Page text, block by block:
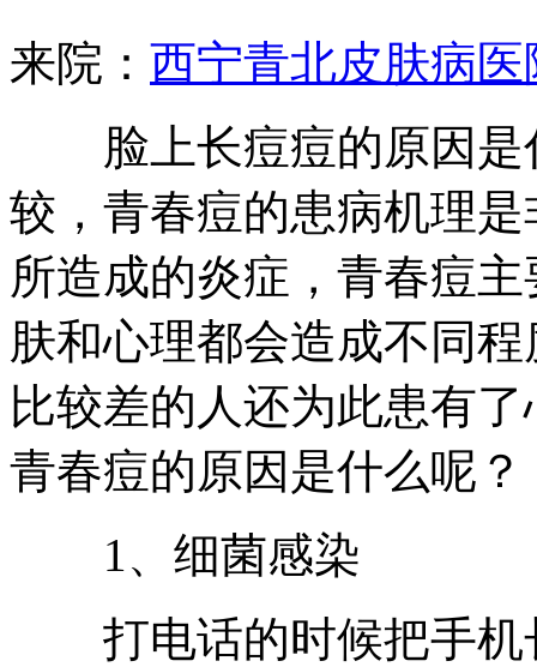
来院： 西宁青北皮肤病医
脸上长痘痘的原因是
较，青春痘的患病机理
所造成的炎症，青春痘
肤和心理都会造成不同
比较差的人还为此患有
青春痘的原因是什么呢？
1、细菌感染
打电话的时候把手机